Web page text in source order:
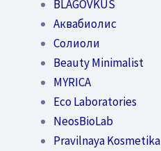
BLAGOVKUS
Аквабиолис
Солиоли
Beauty Minimalist
MYRICA
Eco Laboratories
NeosBioLab
Pravilnaya Kosmetika